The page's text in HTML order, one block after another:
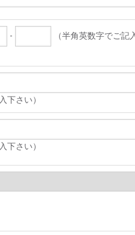
-
（半角英数字でご記
下さい）
下さい）